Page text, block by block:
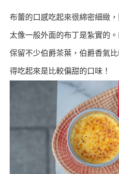
布蕾的口感吃起來很綿密細緻
太像一般外面的布丁是紮實的。
保留不少伯爵茶葉，伯爵香氣
得吃起來是比較偏甜的口味！